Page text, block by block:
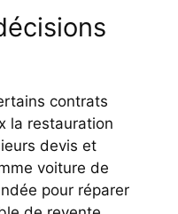
contrats
la restauration
devis et
voiture de
pour réparer